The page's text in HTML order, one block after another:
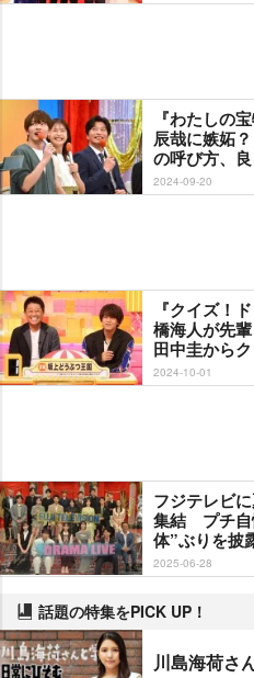
『わたしの
辰哉に嫉妬
の呼び方、良
2024-09-20
『クイズ！
橋海人が先
田中圭から
2024-10-01
フジテレビ
集結 プチ自
体”ぶりを披
2025-06-28
話題の特集をPICK UP！
川島海荷さ